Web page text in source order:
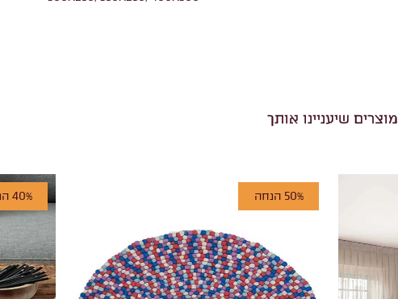
מוצרים שיעניינו אותך
50% הנחה 40% הנחה